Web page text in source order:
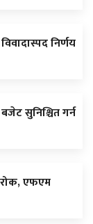
निर्णय
सुनिश्चित गर्न
रोक, एफएम